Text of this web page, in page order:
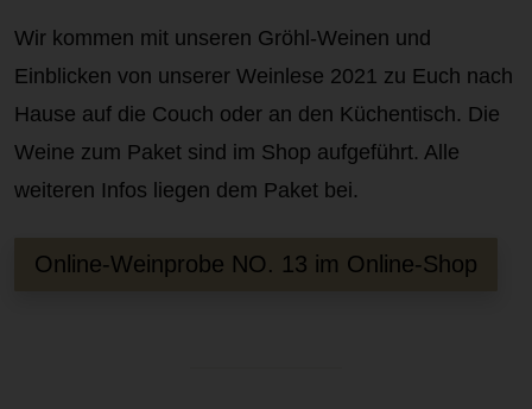
Wir kommen mit unseren Gröhl-Weinen und
Einblicken von unserer Weinlese 2021 zu Euch nach
Hause auf die Couch oder an den Küchentisch. Die
Weine zum Paket sind im Shop aufgeführt. Alle
weiteren Infos liegen dem Paket bei.
Online-Weinprobe NO. 13 im Online-Shop